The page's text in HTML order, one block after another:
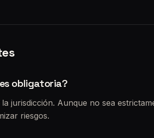
obligatoria?
jurisdicción. Aunque no sea
riesgos.